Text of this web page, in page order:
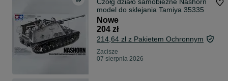
Czołg działo samobieżne Nashorn
model do sklejania Tamiya 35335
Nowe
204 zł
214,64 zł z Pakietem Ochronnym
Zacisze
07 sierpnia 2026